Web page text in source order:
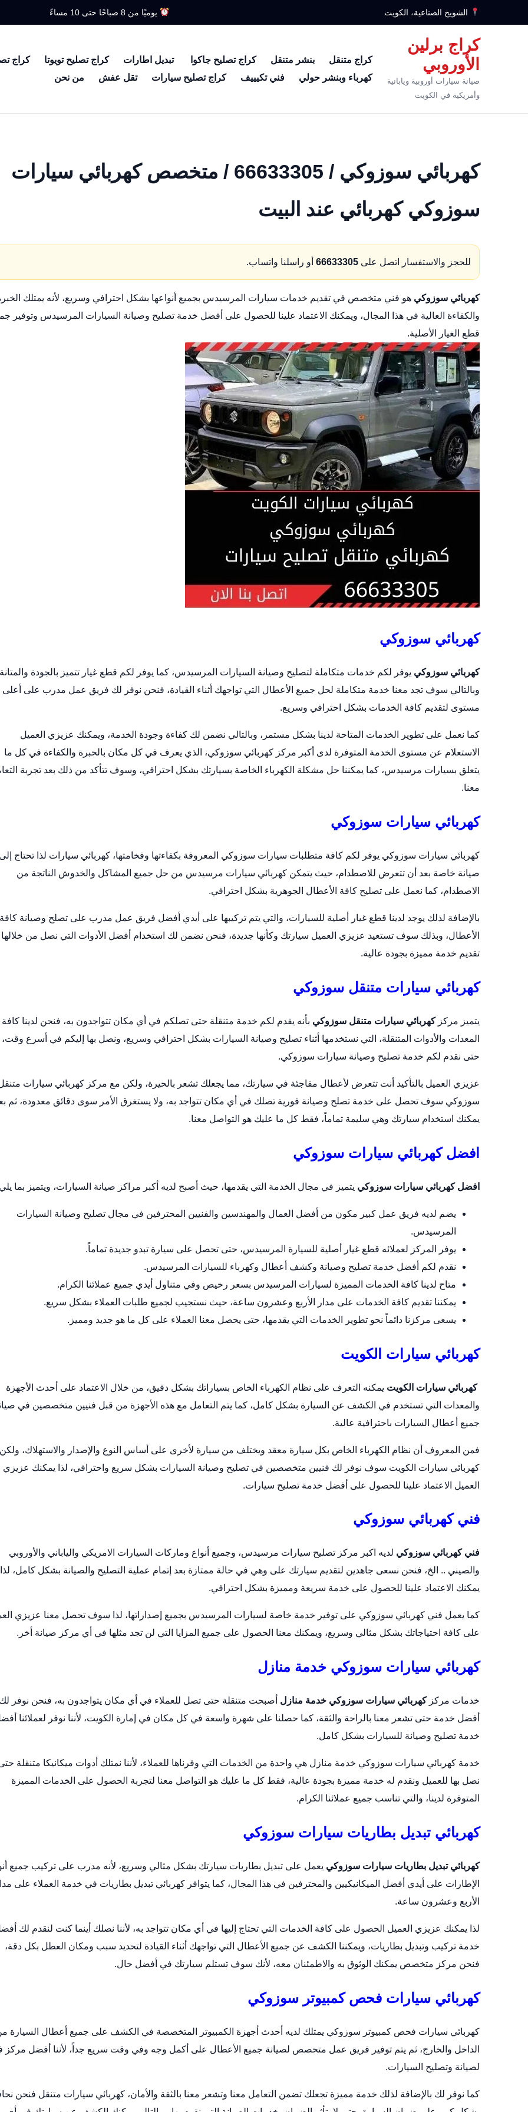
الشويخ الصناعية، الكويت يوميًا من 8 صباحًا حتى 10 مساءً
كراج برلين
الأوروبي
صيانة سيارات أوروبية ويابانية
وأمريكية في الكويت
كراج متنقل بنشر متنقل كراج تصليح جاكوا تبديل اطارات كراج تصليح تويوتا
كراج
كهرباء وبنشر حولي
فني تكيييف كراج تصليح سيارات تقل عفش من نحن
كهربائي سوزوكي / 66633305 / متخصص كهربائي سيارات
سوزوكي كهربائي عند البيت
للحجز والاستفسار اتصل على 66633305 أو راسلنا واتساب.
كهربائي سوزوكي هو فني متخصص في تقديم خدمات سيارات المرسيدس بجميع أنواعها بشكل احترافي وسريع، لأنه يمتلك
والكفاءة العالية في هذا المجال، ويمكنك الاعتماد علينا للحصول على أفضل خدمة تصليح وصيانة السيارات المرسيدس وتوفير
قطع الغيار الأصلية.
كهربائي سوزوكي
كهربائي سوزوكي يوفر لكم خدمات متكاملة لتصليح وصيانة السيارات المرسيدس، كما يوفر لكم قطع غيار تتميز بالجودة
وبالتالي سوف تجد معنا خدمة متكاملة لحل جميع الأعطال التي تواجهك أثناء القيادة، فنحن نوفر لك فريق عمل مدرب على أعلى
مستوى لتقديم كافة الخدمات بشكل احترافي وسريع.
كما نعمل على تطوير الخدمات المتاحة لدينا بشكل مستمر، وبالتالي نضمن لك كفاءة وجودة الخدمة، ويمكنك عزيزي العميل
الاستعلام عن مستوى الخدمة المتوفرة لدى أكبر مركز كهربائي سوزوكي، الذي يعرف في كل مكان بالخبرة والكفاءة في كل ما
يتعلق بسيارات مرسيدس، كما يمكننا حل مشكلة الكهرباء الخاصة بسيارتك بشكل احترافي، وسوف تتأكد من ذلك بعد تجربة
معنا.
كهربائي سيارات سوزوكي
كهربائي سيارات سوزوكي يوفر لكم كافة متطلبات سيارات سوزوكي المعروفة بكفاءتها وفخامتها، كهربائي سيارات لذا تحتاج
صيانة خاصة بعد أن تتعرض للاصطدام، حيث يتمكن كهربائي سيارات مرسيدس من حل جميع المشاكل والخدوش الناتجة من
الاصطدام، كما نعمل على تصليح كافة الأعطال الجوهرية بشكل احترافي.
بالإضافة لذلك يوجد لدينا قطع غيار أصلية للسيارات، والتي يتم تركيبها على أيدي أفضل فريق عمل مدرب على تصلح وصيانة كافة
الأعطال، وبذلك سوف تستعيد عزيزي العميل سيارتك وكأنها جديدة، فنحن نضمن لك استخدام أفضل الأدوات التي نصل من خلالها
تقديم خدمة مميزة بجودة عالية.
كهربائي سيارات متنقل سوزوكي
يتميز مركزكهربائي سيارات متنقل سوزوكي بأنه يقدم لكم خدمة متنقلة حتى تصلكم في أي مكان تتواجدون به، فنحن لدينا كافة
المعدات والأدوات المتنقلة، التي نستخدمها أثناء تصليح وصيانة السيارات بشكل احترافي وسريع، ونصل بها إليكم في أسرع وقت،
حتى نقدم لكم خدمة تصليح وصيانة سيارات سوزوكي.
عزيزي العميل بالتأكيد أنت تتعرض لأعطال مفاجئة في سيارتك، مما يجعلك تشعر بالحيرة، ولكن مع مركز كهربائي سيارات
سوزوكي سوف تحصل على خدمة تصلح وصيانة فورية تصلك في أي مكان تتواجد به، ولا يستغرق الأمر سوى دقائق معدودة، ثم
يمكنك استخدام سيارتك وهي سليمة تماماً، فقط كل ما عليك هو التواصل معنا.
افضل كهربائي سيارات سوزوكي
افضل كهربائي سيارات سوزوكي يتميز في مجال الخدمة التي يقدمها، حيث أصبح لديه أكبر مراكز صيانة السيارات، ويتميز بما
يضم لديه فريق عمل كبير مكون من أفضل العمال والمهندسين والفنيين المحترفين في مجال تصليح وصيانة السيارات
المرسيدس.
يوفر المركز لعملائه قطع غيار أصلية للسيارة المرسيدس، حتى تحصل على سيارة تبدو جديدة تماماً.
نقدم لكم أفضل خدمة تصليح وصيانة وكشف أعطال وكهرباء للسيارات المرسيدس.
متاح لدينا كافة الخدمات المميزة لسيارات المرسيدس بسعر رخيص وفي متناول أيدي جميع عملائنا الكرام.
يمكننا تقديم كافة الخدمات على مدار الأربع وعشرون ساعة، حيث نستجيب لجميع طلبات العملاء بشكل سريع.
يسعى مركزنا دائماً نحو تطوير الخدمات التي يقدمها، حتى يحصل معنا العملاء على كل ما هو جديد ومميز.
كهربائي سيارات الكويت
كهربائي سيارات الكويت يمكنه التعرف على نظام الكهرباء الخاص بسياراتك بشكل دقيق، من خلال الاعتماد على أحدث الأجهزة
والمعدات التي تستخدم في الكشف عن السيارة بشكل كامل، كما يتم التعامل مع هذه الأجهزة من قبل فنيين متخصصين في
جميع أعطال السيارات باحترافية عالية.
فمن المعروف أن نظام الكهرباء الخاص بكل سيارة معقد ويختلف من سيارة لأخرى على أساس النوع والإصدار والاستهلاك،
كهربائي سيارات الكويت سوف نوفر لك فنيين متخصصين في تصليح وصيانة السيارات بشكل سريع واحترافي، لذا يمكنك عزيزي
العميل الاعتماد علينا للحصول على أفضل خدمة تصليح سيارات.
فني كهربائي سوزوكي
فني كهربائي سوزوكي لديه اكبر مركز تصليح سيارات مرسيدس، وجميع أنواع وماركات السيارات الامريكي والياباني والأوروبي
والصيني .. الخ، فنحن نسعى جاهدين لتقديم سيارتك على وهي في حالة ممتازة بعد إتمام عملية التصليح والصيانة بشكل كامل، لذا
يمكنك الاعتماد علينا للحصول على خدمة سريعة ومميزة بشكل احترافي.
كما يعمل فني كهربائي سوزوكي على توفير خدمة خاصة لسيارات المرسيدس بجميع إصداراتها، لذا سوف تحصل معنا عزيزي
على كافة احتياجاتك بشكل مثالي وسريع، ويمكنك معنا الحصول على جميع المزايا التي لن تجد مثلها في أي مركز صيانة أخر.
كهربائي سيارات سوزوكي خدمة منازل
خدمات مركزكهربائي سيارات سوزوكي خدمة منازل أصبحت متنقلة حتى تصل للعملاء في أي مكان يتواجدون به، فنحن نوفر
أفضل خدمة حتى تشعر معنا بالراحة والثقة، كما حصلنا على شهرة واسعة في كل مكان في إمارة الكويت، لأننا نوفر لعملائنا
خدمة تصليح وصيانة للسيارات بشكل كامل.
خدمة كهربائي سيارات سوزوكي خدمة منازل هي واحدة من الخدمات التي وفرناها للعملاء، لأننا نمتلك أدوات ميكانيكا متنقلة
نصل بها للعميل ونقدم له خدمة مميزة بجودة عالية، فقط كل ما عليك هو التواصل معنا لتجربة الحصول على الخدمات المميزة
المتوفرة لدينا، والتي تناسب جميع عملائنا الكرام.
كهربائي تبديل بطاريات سيارات سوزوكي
كهربائي تبديل بطاريات سيارات سوزوكي يعمل على تبديل بطاريات سيارتك بشكل مثالي وسريع، لأنه مدرب على تركيب جميع
الإطارات على أيدي أفضل الميكانيكيين والمحترفين في هذا المجال، كما يتوافر كهربائي تبديل بطاريات في خدمة العملاء على
الأربع وعشرون ساعة.
لذا يمكنك عزيزي العميل الحصول على كافة الخدمات التي تحتاج إليها في أي مكان تتواجد به، لأننا نصلك أينما كنت لنقدم لك
خدمة تركيب وتبديل بطاريات، ويمكننا الكشف عن جميع الأعطال التي تواجهك أثناء القيادة لتحديد سبب ومكان العطل بكل دقة،
فنحن مركز متخصص يمكنك الوثوق به والاطمئنان معه، لأنك سوف تستلم سيارتك في أفضل حال.
كهربائي سيارات فحص كمبيوتر سوزوكي
كهربائي سيارات فحص كمبيوتر سوزوكي يمتلك لديه أحدث أجهزة الكمبيوتر المتخصصة في الكشف على جميع أعطال السيارة
الداخل والخارج، ثم يتم توفير فريق عمل متخصص لصيانة جميع الأعطال على أكمل وجه وفي وقت سريع جداً، لأننا أفضل مركز
لصيانة وتصليح السيارات.
كما نوفر لك بالإضافة لذلك خدمة مميزة تجعلك تضمن التعامل معنا وتشعر معنا بالثقة والأمان، كهربائي سيارات متنقل فنحن